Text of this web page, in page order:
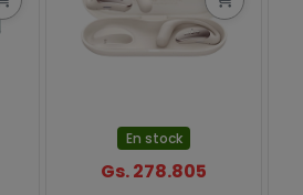
En stock
Gs. 278.805